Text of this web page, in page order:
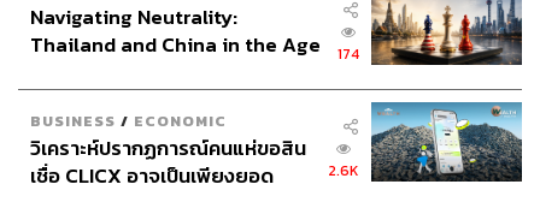
Navigating Neutrality:
Thailand and China in the Age
174
BUSINESS / ECONOMIC
วิเคราะห์ปรากฏการณ์คนแห่ขอสิน
เชื่อ CLICX อาจเป็นเพียงยอด
2.6K